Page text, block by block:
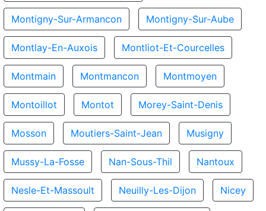
Montigny-Sur-Armancon Montigny-Sur-Aube
Montlay-En-Auxois Montliot-Et-Courcelles
Montmain Montmancon Montmoyen
Montoillot Montot Morey-Saint-Denis
Mosson Moutiers-Saint-Jean Musigny
Mussy-La-Fosse Nan-Sous-Thil Nantoux
Nesle-Et-Massoult Neuilly-Les-Dijon Nicey